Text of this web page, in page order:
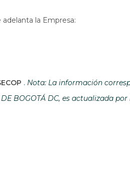
la Empresa:
Abre en una nueva ventana
. Nota: La información
DE BOGOTÁ DC, es actualizada